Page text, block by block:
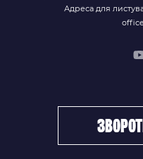
Адреса для